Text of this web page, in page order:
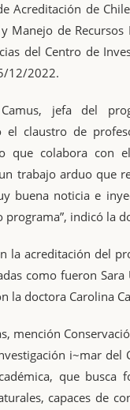
Acreditación de
Manejo de
del Centro de
12/2022.
jefa del
el claustro de
que colabora con
trabajo arduo que
buena noticia e
indicó la
la acreditación del
como fueron
la doctora Carolina
mención
i~mar
que
capaces de